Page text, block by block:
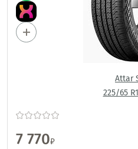
Attar
225/65
7 770₽